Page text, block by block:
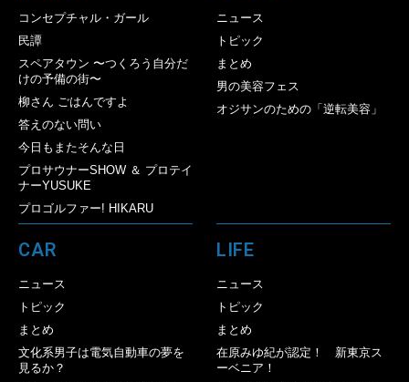
コンセプチャル・ガール
民譚
スペアタウン 〜つくろう自分だ
けの予備の街〜
柳さん ごはんですよ
答えのない問い
今日もまたそんな日
プロサウナーSHOW ＆ プロテイ
ナーYUSUKE
プロゴルファー! HIKARU
ニュース
トピック
まとめ
男の美容フェス
オジサンのための「逆転美容」
CAR
ニュース
トピック
まとめ
文化系男子は電気自動車の夢を
見るか？
LIFE
ニュース
トピック
まとめ
在原みゆ紀が認定！ 新東京ス
ーベニア！